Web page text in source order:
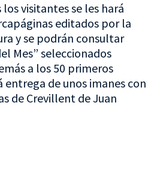
se les hará
editados por la
y se podrán consultar
Mes” seleccionados
a los 50 primeros
entrega de unos imanes con
de Crevillent de Juan